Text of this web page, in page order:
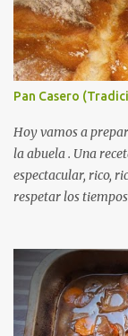
Pan Casero
Hoy vamos a
la abuela . Una
espectacular, rico,
respetar los
utilizarlo para otras
INGREDIENTES
Agua . Levadura de
la panadería que